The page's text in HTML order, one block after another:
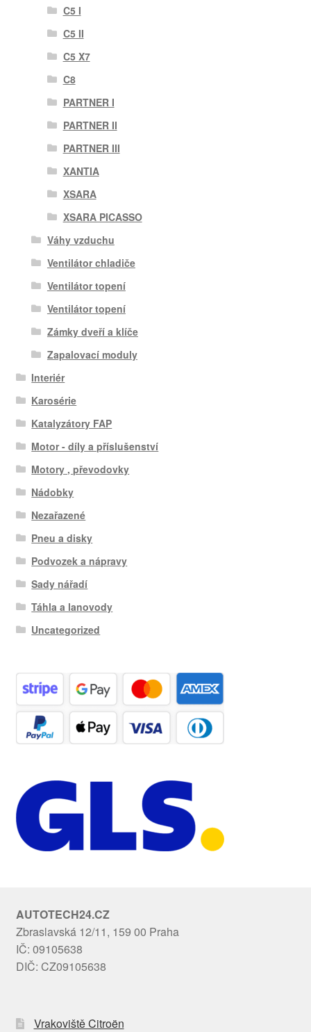
C5 I
C5 II
C5 X7
C8
PARTNER I
PARTNER II
PARTNER III
XANTIA
XSARA
XSARA PICASSO
Váhy vzduchu
Ventilátor chladiče
Ventilátor topení
Ventilátor topení
Zámky dveří a klíče
Zapalovací moduly
Interiér
Karosérie
Katalyzátory FAP
Motor - díly a příslušenství
Motory , převodovky
Nádobky
Nezařazené
Pneu a disky
Podvozek a nápravy
Sady nářadí
Táhla a lanovody
Uncategorized
AUTOTECH24.CZ
Zbraslavská 12/11, 159 00 Praha
IČ: 09105638
DIČ: CZ09105638
Vrakoviště Citroën